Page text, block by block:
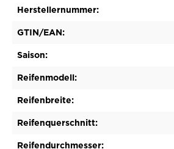
Herstellernummer:
GTIN/EAN:
Saison:
Reifenmodell:
Reifenbreite:
Reifenquerschnitt:
Reifendurchmesser: